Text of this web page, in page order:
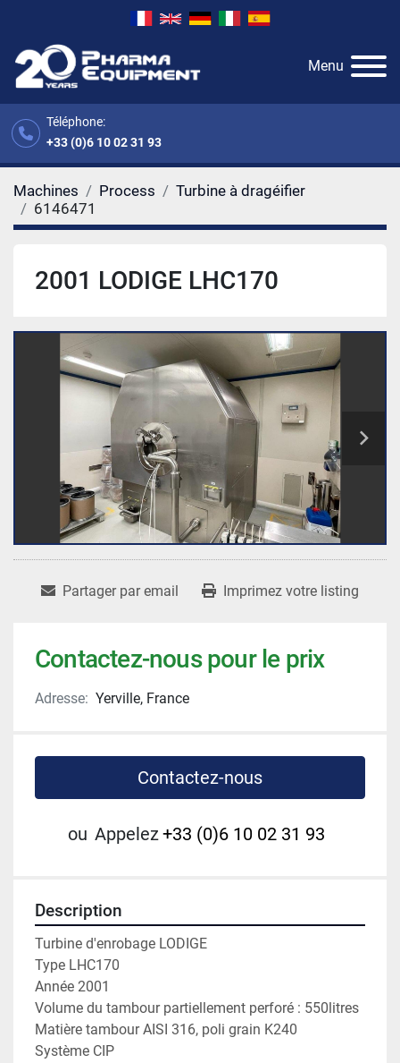
Téléphone:
+33 (0)6 10 02 31 93
Menu
Machines Process
Turbine à dragéifier
6146471
2001 LODIGE LHC170
Partager par email Imprimez votre listing
Contactez-nous pour le prix
Adresse: Yerville, France
Contactez-nous
ou Appelez+33 (0)6 10 02 31 93
Description
Turbine d'enrobage LODIGE
Type LHC170
Année 2001
Volume du tambour partiellement perforé : 550litres
Matière tambour AISI 316, poli grain K240
Système CIP